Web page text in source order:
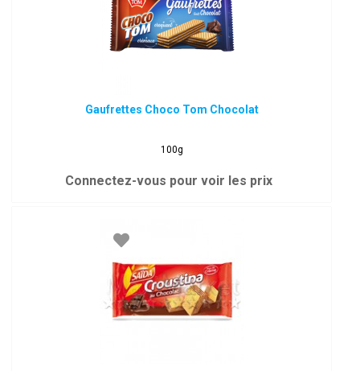
Gaufrettes Choco Tom Chocolat
100g
Connectez-vous pour voir les prix